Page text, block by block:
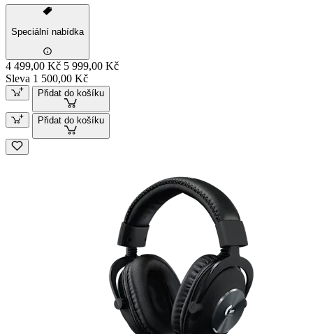
Speciální nabídka
4 499,00 Kč 5 999,00 Kč
Sleva 1 500,00 Kč
Přidat do košíku
Přidat do košíku